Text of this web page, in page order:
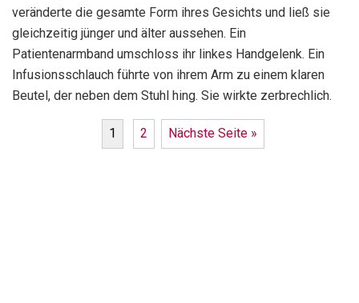
veränderte die gesamte Form ihres Gesichts und ließ sie
gleichzeitig jünger und älter aussehen. Ein
Patientenarmband umschloss ihr linkes Handgelenk. Ein
Infusionsschlauch führte von ihrem Arm zu einem klaren
Beutel, der neben dem Stuhl hing. Sie wirkte zerbrechlich.
1 2 Nächste Seite »